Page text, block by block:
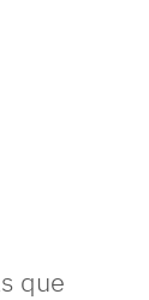
que